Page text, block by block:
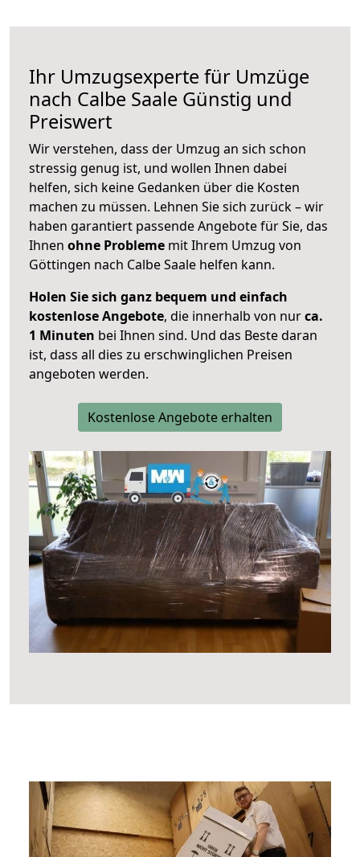
Ihr Umzugsexperte für Umzüge
nach Calbe Saale Günstig und
Preiswert
Wir verstehen, dass der Umzug an sich schon
stressig genug ist, und wollen Ihnen dabei
helfen, sich keine Gedanken über die Kosten
machen zu müssen. Lehnen Sie sich zurück – wir
haben garantiert passende Angebote für Sie, das
Ihnen ohne Probleme mit Ihrem Umzug von
Göttingen nach Calbe Saale helfen kann.
Holen Sie sich ganz bequem und einfach
kostenlose Angebote, die innerhalb von nurca.
1 Minuten bei Ihnen sind. Und das Beste daran
ist, dass all dies zu erschwinglichen Preisen
angeboten werden.
Kostenlose Angebote erhalten